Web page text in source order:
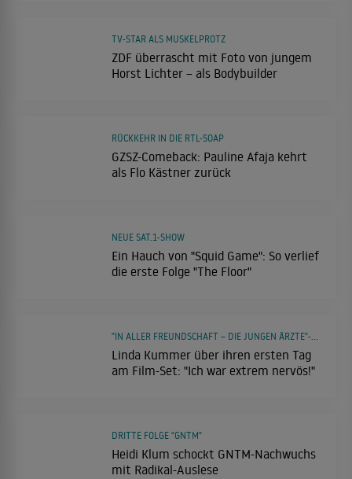
ZDF überrascht mit Foto von jungem
Horst Lichter – als Bodybuilder
TV-STAR ALS MUSKELPROTZ
GZSZ-Comeback: Pauline Afaja kehrt
als Flo Kästner zurück
RÜCKKEHR IN DIE RTL-SOAP
Ein Hauch von "Squid Game": So verlief
die erste Folge "The Floor"
NEUE SAT.1-SHOW
Linda Kummer über ihren ersten Tag
am Film-Set: "Ich war extrem nervös!"
"IN ALLER FREUNDSCHAFT – DIE JUNGEN ÄRZTE"-STAR IM INTERVIEW
Heidi Klum schockt GNTM-Nachwuchs
mit Radikal-Auslese
DRITTE FOLGE "GNTM"